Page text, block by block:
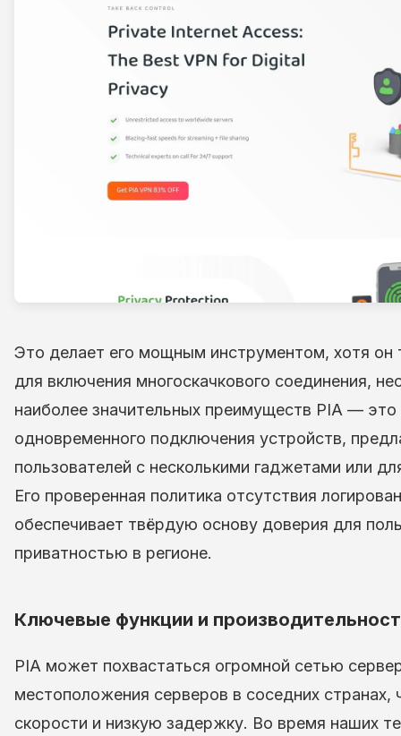
Это делает его мощным инструментом, хотя он
для включения многоскачкового соединения,
наиболее значительных преимуществ PIA — это
одновременного подключения устройств,
пользователей с несколькими гаджетами или
Его проверенная политика отсутствия
обеспечивает твёрдую основу доверия для
приватностью в регионе.
Ключевые функции и
PIA может похвастаться огромной сетью
местоположения серверов в соседних
скорости и низкую задержку. Во время наших